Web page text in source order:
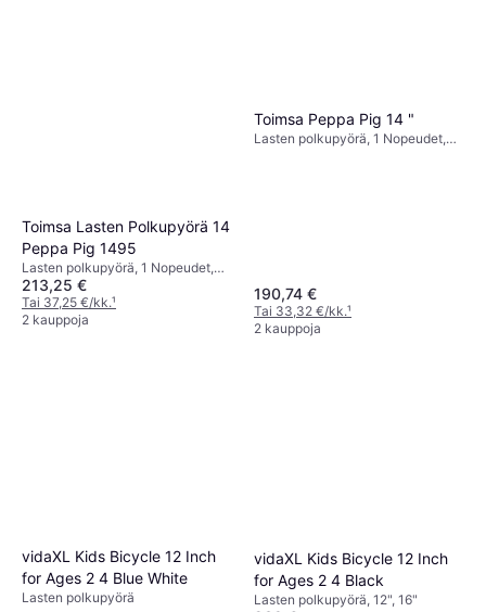
Toimsa Lasten Polkupyörä 14
Peppa Pig 1495
Lasten polkupyörä, 1 Nopeudet,
14", 12"
213,25 €
Tai 37,25 €/kk.¹
2 kauppoja
Toimsa Peppa Pig 14 "
Lasten polkupyörä, 1 Nopeudet,
190,74 €
Tai 33,32 €/kk.¹
2 kauppoja
vidaXL Kids Bicycle 12 Inch
for Ages 2 4 Blue White
Lasten polkupyörä
vidaXL Kids Bicycle 12 Inch
for Ages 2 4 Black
Lasten polkupyörä, 12", 16"